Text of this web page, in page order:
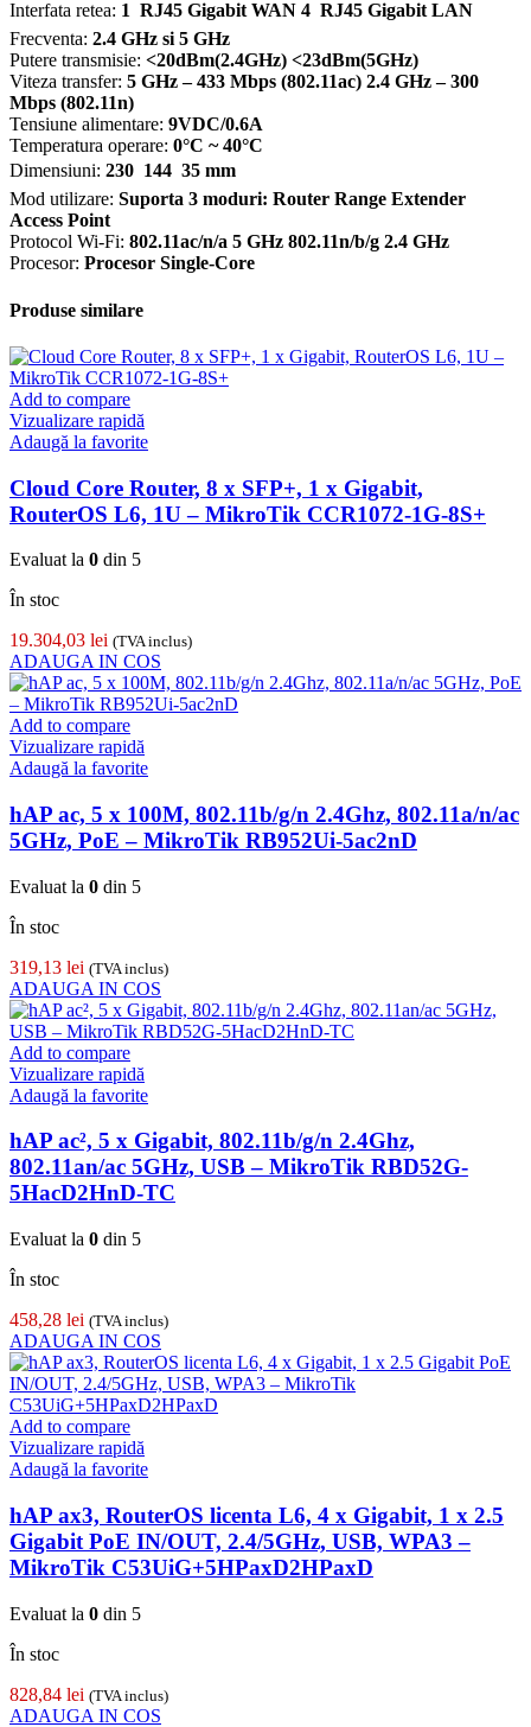
Interfata retea: 1  RJ45 Gigabit WAN 4  RJ45 Gigabit LAN
Frecventa: 2.4 GHz si 5 GHz
Putere transmisie: <20dBm(2.4GHz) <23dBm(5GHz)
Viteza transfer: 5 GHz – 433 Mbps (802.11ac) 2.4 GHz – 300
Mbps (802.11n)
Tensiune alimentare: 9VDC/0.6A
Temperatura operare: 0°C ~ 40°C
Dimensiuni: 230  144  35 mm
Mod utilizare: Suporta 3 moduri: Router Range Extender
Access Point
Protocol Wi-Fi: 802.11ac/n/a 5 GHz 802.11n/b/g 2.4 GHz
Procesor: Procesor Single-Core
Produse similare
Add to compare
Vizualizare rapidă
Adaugă la favorite
Cloud Core Router, 8 x SFP+, 1 x Gigabit,
RouterOS L6, 1U – MikroTik CCR1072-1G-8S+
Evaluat la 0 din 5
În stoc
19.304,03 lei (TVA inclus)
ADAUGA IN COS
Add to compare
Vizualizare rapidă
Adaugă la favorite
hAP ac, 5 x 100M, 802.11b/g/n 2.4Ghz, 802.11a/n/ac
5GHz, PoE – MikroTik RB952Ui-5ac2nD
Evaluat la 0 din 5
În stoc
319,13 lei (TVA inclus)
ADAUGA IN COS
Add to compare
Vizualizare rapidă
Adaugă la favorite
hAP ac², 5 x Gigabit, 802.11b/g/n 2.4Ghz,
802.11an/ac 5GHz, USB – MikroTik RBD52G-
5HacD2HnD-TC
Evaluat la 0 din 5
În stoc
458,28 lei (TVA inclus)
ADAUGA IN COS
Add to compare
Vizualizare rapidă
Adaugă la favorite
hAP ax3, RouterOS licenta L6, 4 x Gigabit, 1 x 2.5
Gigabit PoE IN/OUT, 2.4/5GHz, USB, WPA3 –
MikroTik C53UiG+5HPaxD2HPaxD
Evaluat la 0 din 5
În stoc
828,84 lei (TVA inclus)
ADAUGA IN COS